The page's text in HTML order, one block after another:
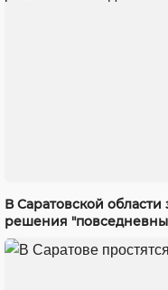
В Саратовской
решения